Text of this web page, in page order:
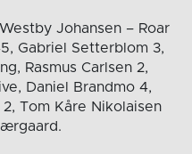
Johansen – Roar
Gabriel Setterblom 3,
Rasmus Carlsen 2,
Daniel Brandmo 4,
Tom Kåre Nikolaisen